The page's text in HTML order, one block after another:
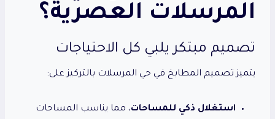
المرسلات العصرية؟
تصميم مبتكر يلبي كل الاحتياجات
يتميز تصميم المطابخ في حي المرسلات بالتركيز على:
استغلال ذكي للمساحات، مما يناسب المساحات